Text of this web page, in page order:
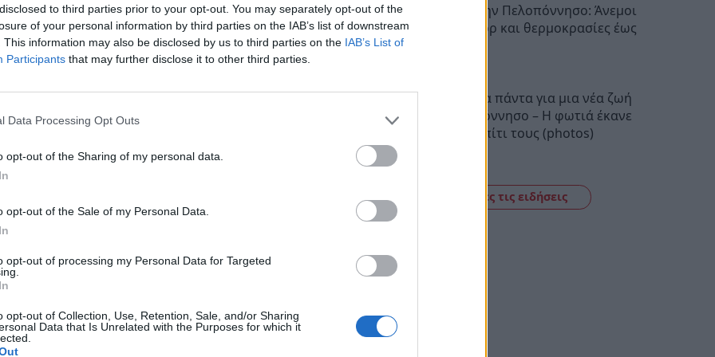
to third parties prior to your opt-out. You may separately opt-out of the
of your personal information by third parties on the IAB’s list of downstream
This information may also be disclosed by us to third parties on the IAB’s List of
Participants that may further disclose it to other third parties.
Data Processing Opt Outs
opt-out of the Sharing of my personal data.
opt-out of the Sale of my Personal Data.
opt-out of processing my Personal Data for Targeted
opt-out of Collection, Use, Retention, Sale, and/or Sharing
Data that Is Unrelated with the Purposes for which it
πυροσβέστης
σπίτια, αλλά
δικό του
12:52
Η μαρτυρία κατοίκου από το
σπίτι μου, δεν έχω πού να
Ο καιρός στην Πελοπόννησο: Άνεμοι
έως 5 μποφόρ και θερμοκρασίες έως
Πούλησαν τα πάντα για μια νέα ζωή
στην Πελοπόννησο – Η φωτιά έκανε
στάχτη το σπίτι τους (photos)
Δείτε όλες τις ειδήσεις